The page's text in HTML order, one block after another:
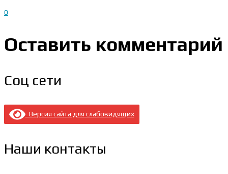
0
Оставить комментарий
Соц сети
Версия сайта для слабовидящих
Наши контакты